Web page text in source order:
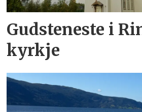
Gudsteneste i
kyrkje